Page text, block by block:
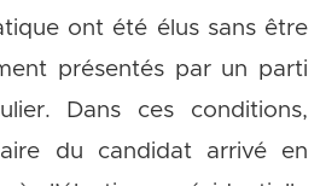
ont été élus sans être
présentés par un parti
Dans ces conditions,
du candidat arrivé en